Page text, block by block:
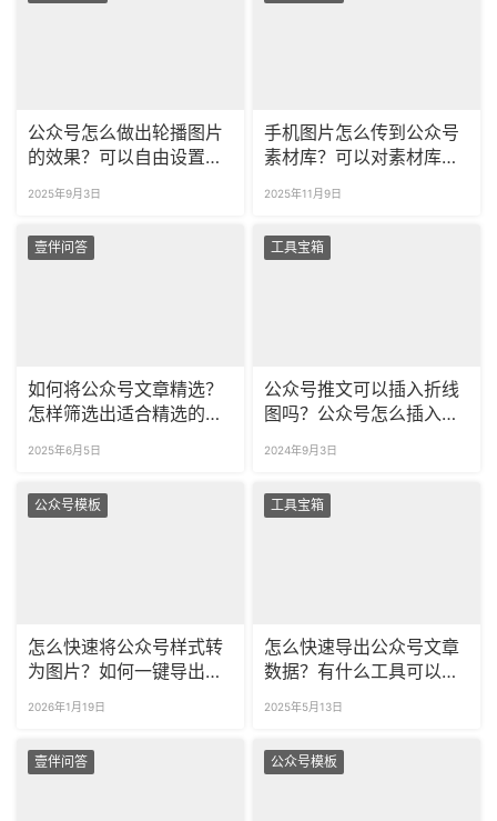
公众号怎么做出轮播图片
的效果？可以自由设置轮
2025年9月3日
手机图片怎么传到公众号
素材库？可以对素材库的
2025年11月9日
壹伴问答
如何将公众号文章精选？
怎样筛选出适合精选的文
2025年6月5日
工具宝箱
公众号推文可以插入折线
图吗？公众号怎么插入图
2024年9月3日
公众号模板
怎么快速将公众号样式转
为图片？如何一键导出公
2026年1月19日
工具宝箱
怎么快速导出公众号文章
数据？有什么工具可以帮
2025年5月13日
壹伴问答 公众号模板